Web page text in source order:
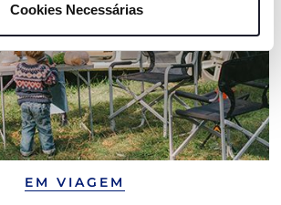
essenciais para garantir o
página.
Cookies Necessárias
EM VIAGEM